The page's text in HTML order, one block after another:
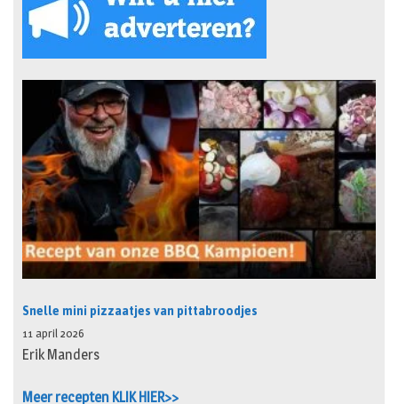
Snelle mini pizzaatjes van pittabroodjes
11 april 2026
Erik Manders
Meer recepten KLIK HIER>>